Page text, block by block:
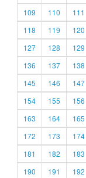
109
110 111
118
119 120
127
128 129
136
137 138
145
146 147
154
155 156
163
164 165
172
173 174
181
182 183
190
191 192